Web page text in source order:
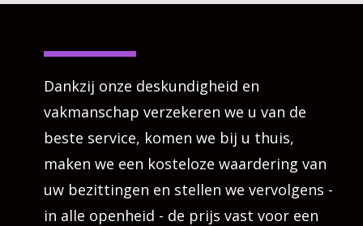
Dankzij onze deskundigheid en
vakmanschap verzekeren we u van de
beste service, komen we bij u thuis,
maken we een kosteloze waardering van
uw bezittingen en stellen we vervolgens -
in alle openheid - de prijs vast voor een